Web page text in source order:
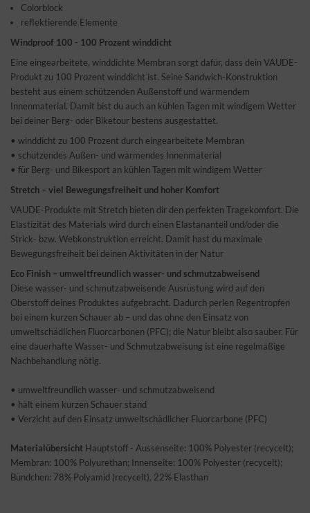
Colorblock
reflektierende Elemente
Windproof 100 - 100 Prozent winddicht
Eine eingearbeitete, winddichte Membran sorgt dafür, dass dein VAUDE-
Produkt zu 100 Prozent winddicht ist. Seine Sandwich-Konstruktion
besteht aus einem schützenden Außenstoff und wärmendem
Innenmaterial. Damit bist du auch an kühlen Tagen mit windigem Wetter
bei deiner Berg- oder Biketour bestens ausgestattet.
• winddicht zu 100 Prozent durch eingearbeitete Membran
• schützendes Außen- und wärmendes Innenmaterial
• für Berg- und Bikesport an kühlen Tagen mit windigem Wetter
Stretch – viel Bewegungsfreiheit und hoher Komfort
VAUDE-Produkte mit Stretch bieten dir den perfekten Tragekomfort. Die
Elastizität des Materials wird durch einen Elastananteil und/oder die
Strick- bzw. Webkonstruktion erreicht. Damit hast du maximale
Bewegungsfreiheit bei deinen Aktivitäten in der Natur
Eco Finish – umweltfreundlich wasser- und schmutzabweisend
Diese wasser- und schmutzabweisende Ausrüstung wird auf den
Oberstoff deines Produktes aufgebracht. Dadurch perlen Regentropfen
bei einem kurzen Schauer ab – und das ohne den Einsatz von
umweltschädlichen Fluorcarbonen (PFC); die Natur bleibt also sauber. Für
eine dauerhafte Wasser- und Schmutzabweisung ist eine regelmäßige
Nachbehandlung nötig.
• umweltfreundlich wasser- und schmutzabweisend
• hält einem kurzen Schauer stand
• Verzicht auf den Einsatz umweltschädlicher Fluorcarbone (PFC)
Materialübersicht Hauptstoff - Aussenseite: 100% Polyester (recycelt);
Membran: 100% Polyurethan; Innenseite: 100% Polyester (recycelt);
Bündchen: 78% Polyamid (recycelt), 22% Elasthan